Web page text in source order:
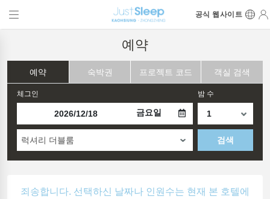
공식 웹사이트
예약
예약 숙박권 프로젝트 코드 객실 검색
체그인
금요일
밤 수
럭셔리 더블룸 검색
죄송합니다. 선택하신 날짜나 인원수는 현재 본 호텔에